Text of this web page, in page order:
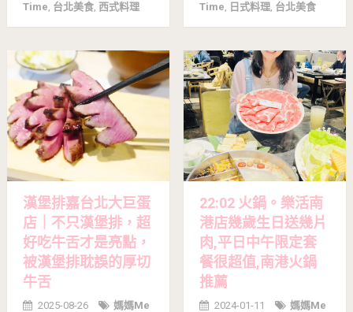
Time, 台北美食, 西式料理
Time, 日式料理, 台北美食
漢堡排嘉台北大巨蛋
店｜不只漢堡排，超
好吃牛舌才是亮點，
被漢堡排耽誤的厚切
牛舌
2025-08-26
媽媽me
22:02 火鍋。樂活南
港店幾歲生日送幾片
肉,平日中午限定套
餐很超值,南港火鍋
推薦
2024-01-11
媽媽me